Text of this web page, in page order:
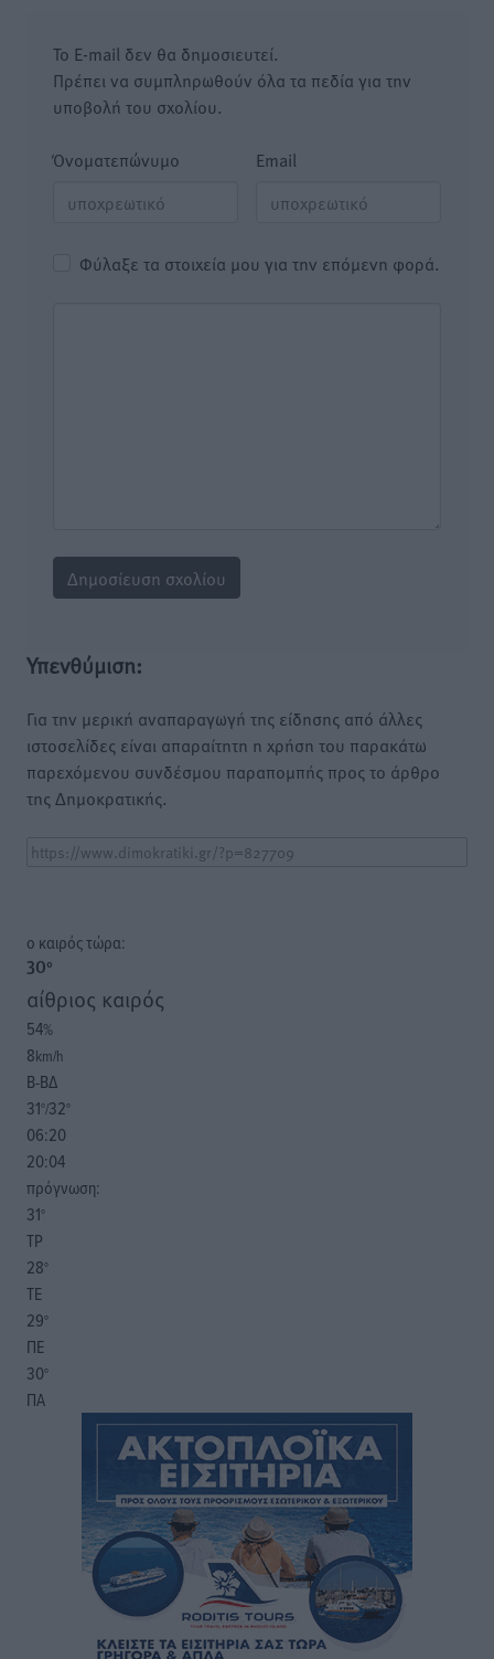
Το E-mail δεν θα δημοσιευτεί.
Πρέπει να συμπληρωθούν όλα τα πεδία για την
υποβολή του σχολίου.
Όνοματεπώνυμο Email
Φύλαξε τα στοιχεία μου για την επόμενη φορά.
Υπενθύμιση:
Για την μερική αναπαραγωγή της είδησης από άλλες
ιστοσελίδες είναι απαραίτητη η χρήση του παρακάτω
παρεχόμενου συνδέσμου παραπομπής προς το άρθρο
της Δημοκρατικής.
o καιρός τώρα:
30°
αίθριος καιρός
54%
8km/h
Β-ΒΔ
31°/32°
06:20
20:04
πρόγνωση:
31°
ΤΡ
28°
ΤΕ
29°
ΠΕ
30°
ΠΑ